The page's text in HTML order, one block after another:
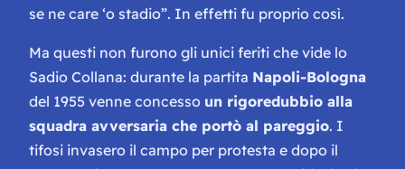
se ne care ‘o stadio”. In effetti fu proprio così.
Ma questi non furono gli unici feriti che vide lo
Sadio Collana: durante la partita Napoli-Bologna
del 1955 venne concesso un rigoredubbio alla
squadra avversaria che portò al pareggio. I
tifosi invasero il campo per protesta e dopo il